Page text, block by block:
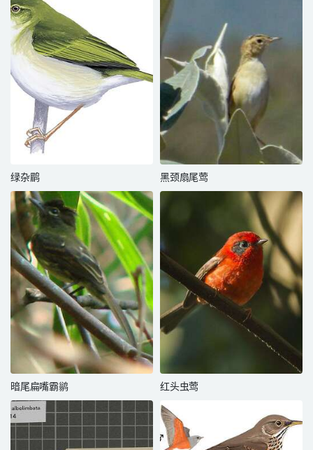
绿杂鹛 黑颈扇尾莺
暗尾扁嘴霸鹟 红头虫莺